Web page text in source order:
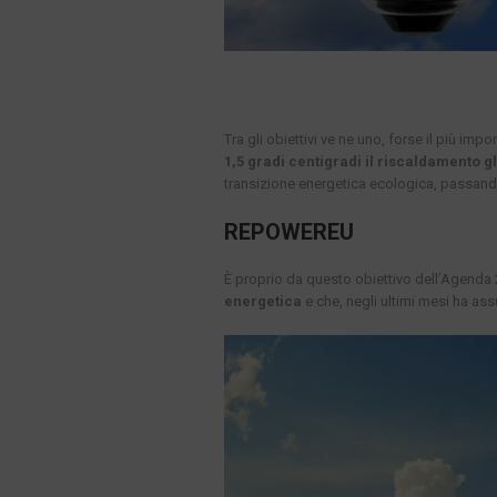
Tra gli obiettivi ve ne uno, forse il più
1,5 gradi centigradi il riscaldamento
transizione energetica ecologica,
REPOWEREU
È proprio da questo obiettivo dell’Agenda
energetica e che, negli ultimi mesi ha